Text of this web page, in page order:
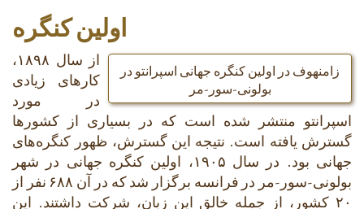
اولین کنگره
زامنهوف در اولین کنگره جهانی اسپرانتو در
بولونی-سور-مر
از سال ۱۸۹۸،
کارهای زیادی
در مورد
اسپرانتو منتشر شده است که در بسیاری از کشورها
گسترش یافته است. نتیجه این گسترش، ظهور کنگره‌های
جهانی بود. در سال ۱۹۰۵، اولین کنگره جهانی در شهر
بولونی-سور-مر در فرانسه برگزار شد که در آن ۶۸۸ نفر از
۲۰ کشور، از جمله خالق این زبان، شرکت داشتند. این